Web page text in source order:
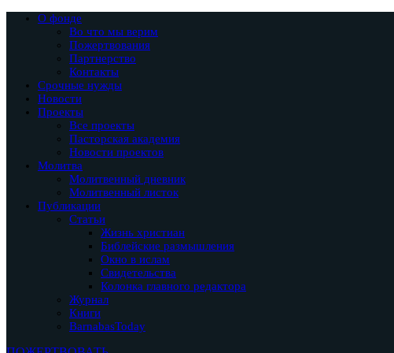
О фонде
Во что мы верим
Пожертвования
Партнерство
Контакты
Срочные нужды
Новости
Проекты
Все проекты
Пасторская академия
Новости проектов
Молитва
Молитвенный дневник
Молитвенный листок
Публикации
Статьи
Жизнь христиан
Библейские размышления
Окно в ислам
Свидетельства
Колонка главного редактора
Журнал
Книги
BarnabasToday